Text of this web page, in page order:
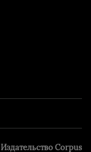
Издательство Corpus